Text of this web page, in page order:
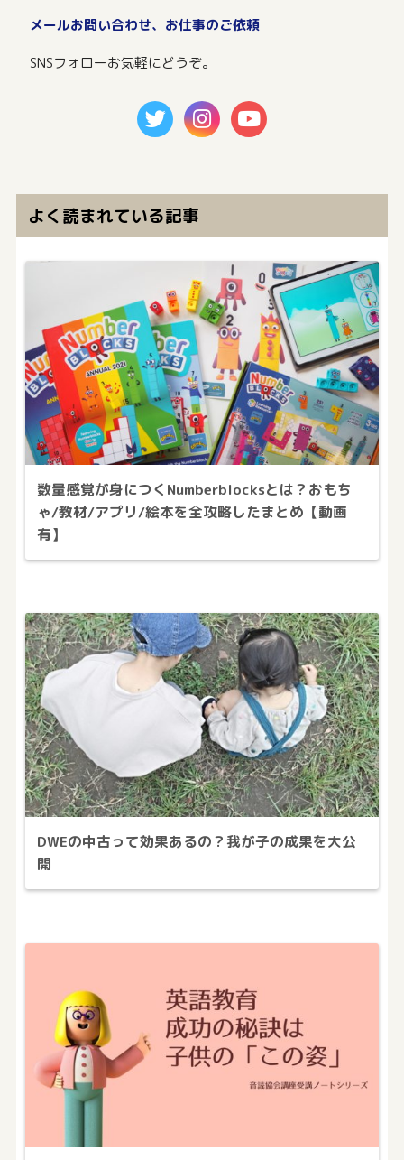
メールお問い合わせ、お仕事のご依頼
SNSフォローお気軽にどうぞ。
よく読まれている記事
数量感覚が身につくNumberblocksとは？おもち
ゃ/教材/アプリ/絵本を全攻略したまとめ【動画
有】
DWEの中古って効果あるの？我が子の成果を大公
開